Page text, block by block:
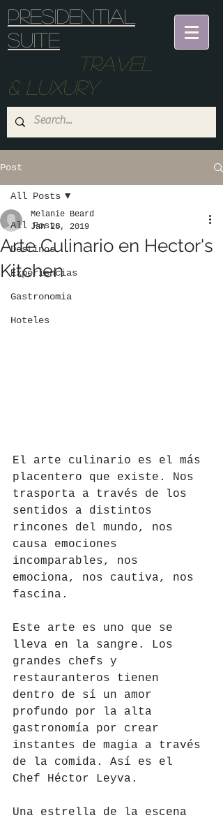
Presidential
suite
Travel
& Luxury
Post
All Posts
Destinos
Experiencias
Gastronomia
Hoteles
All Posts
Arte Culinario en Hector's
Kitchen
Melanie Beard
Jan 26, 2019
El arte culinario es el más
placentero que existe. Nos
trasporta a través de los
sentidos a distintos
rincones del mundo, nos
causa emociones
incomparables, nos
emociona, nos cautiva, nos
fascina.
Este arte es uno que se
lleva en la sangre. Los
grandes chefs y
restauranteros tienen
dentro de sí un amor
profundo por la alta
gastronomía por crear
instantes de magia a través
de la comida. Así es el
Chef Héctor Leyva.
Una estrella de la escena